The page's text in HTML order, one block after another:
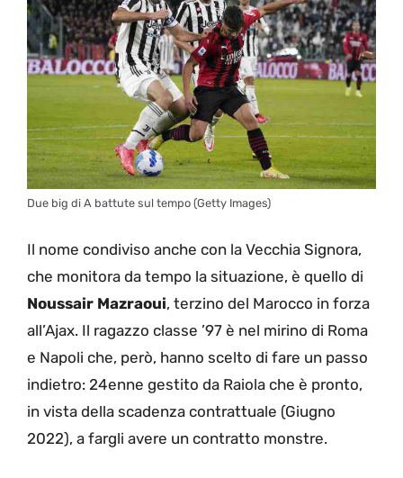
Due big di A battute sul tempo (Getty Images)
Il nome condiviso anche con la Vecchia Signora,
che monitora da tempo la situazione, è quello di
Noussair Mazraoui, terzino del Marocco in forza
all’Ajax. Il ragazzo classe ’97 è nel mirino di Roma
e Napoli che, però, hanno scelto di fare un passo
indietro: 24enne gestito da Raiola che è pronto,
in vista della scadenza contrattuale (Giugno
2022), a fargli avere un contratto monstre.